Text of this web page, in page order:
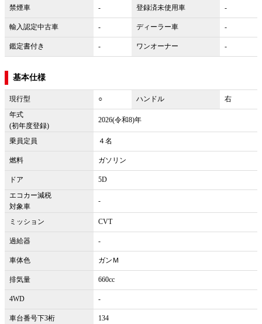
禁煙車 - 登録済未使用車 -
輸入認定中古車 - ディーラー車 -
鑑定書付き - ワンオーナー -
基本仕様
現行型 ○ ハンドル
右
年式
(初年度登録)
2026(令和8)年
乗員定員 ４名
燃料 ガソリン
ドア
5D
エコカー減税
対象車
-
ミッション CVT
過給器 -
車体色 ガンＭ
排気量 660cc
4WD -
車台番号下3桁 134